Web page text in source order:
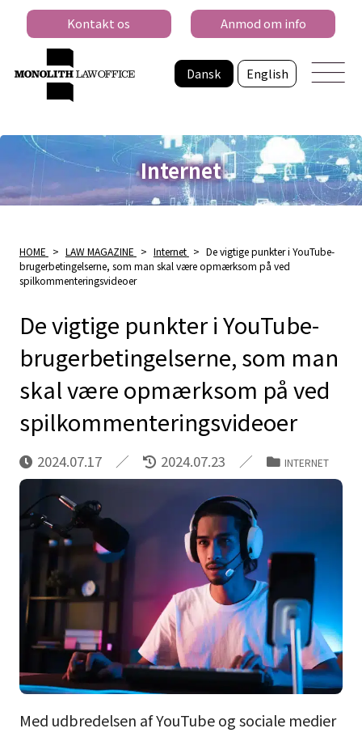
Dansk English
Kontakt os Anmod om info
Internet
HOME > LAW MAGAZINE > Internet > De vigtige punkter i YouTube-
brugerbetingelserne, som man skal være opmærksom på ved
spilkommenteringsvideoer
De vigtige punkter i YouTube-
brugerbetingelserne, som man
skal være opmærksom på ved
spilkommenteringsvideoer
2024.07.17 2024.07.23 INTERNET
Med udbredelsen af YouTube og sociale medier